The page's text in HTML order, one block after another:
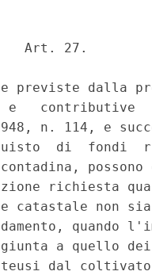
Art. 27.
previste dalla
contributive
n. 114, e
di  fondi
possono
richiesta
catastale non
quando
a quello
dal